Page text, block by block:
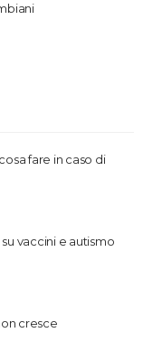
fare in caso di
vaccini e autismo
cresce